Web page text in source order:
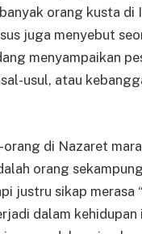
orang kusta di
juga menyebut
menyampaikan
usul, atau
di Nazaret
orang
justru sikap merasa
dalam kehidupan